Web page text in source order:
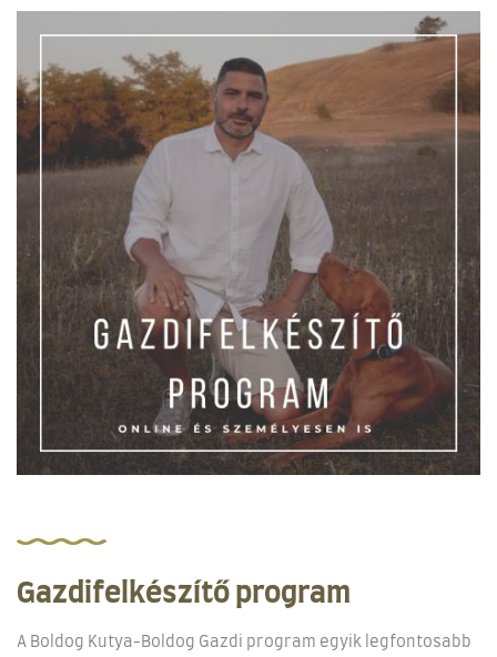
Gazdifelkészítő program
A Boldog Kutya-Boldog Gazdi program egyik legfontosabb